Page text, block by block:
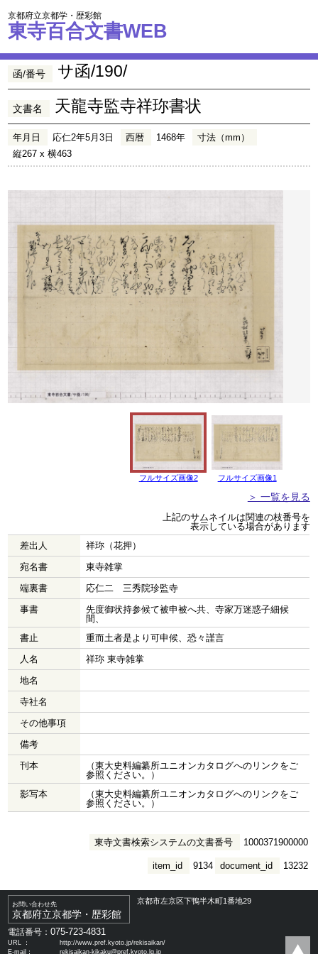
京都府立京都学・歴彩館
東寺百合文書WEB
函/番号 サ函/190/
文書名 天龍寺監寺祥珎書状
年月日 応仁2年5月3日 西暦 1468年
寸法（mm）
縦267 x 横463
フルサイズ画像2 フルサイズ画像1
＞ 一覧を見る
上記のサムネイルは関連の枝番号を
表示している場合があります
差出人
祥珎（花押）
宛名書
東寺雑掌
端裏書
応仁二 三秀院珍監寺
事書
先度御状持参候て被申被へ共、寺家万迷惑子細候
間、
書止
重而土者是より可申候、恐々謹言
人名
祥珎 東寺雑掌
地名
寺社名
その他事項
備考
刊本
（東大史料編纂所ユニオンカタログへのリンクをご
参照ください。）
影写本
（東大史料編纂所ユニオンカタログへのリンクをご
参照ください。）
東寺文書検索システムの文書番号 1000371900000
document_id 13232
item_id 9134
お問い合わせ先
京都府立京都学・歴彩館
京都市左京区下鴨半木町1番地29
電話番号：075-723-4831
URL ：
http://www.pref.kyoto.jp/rekisaikan/
E-mail：
rekisaikan-kikaku@pref.kyoto.lg.jp